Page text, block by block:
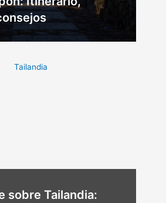
sobre Tailandia: